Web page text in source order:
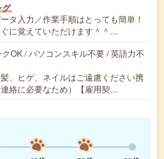
グ
タ入力／作業手順はとっても簡単！
に覚えていただけます＾＾…
OK / パソコンスキル不要 / 英語力不
、ヒゲ、ネイルはご遠慮ください携
絡に必要なため）【雇用契…